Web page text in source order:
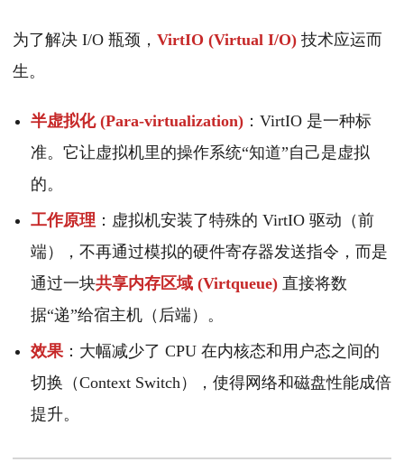
为了解决 I/O 瓶颈， VirtIO (Virtual I/O) 技术应运而
生。
半虚拟化 (Para-virtualization) ：VirtIO 是一种标
准。它让虚拟机里的操作系统“知道”自己是虚拟
的。
工作原理 ：虚拟机安装了特殊的 VirtIO 驱动（前
端），不再通过模拟的硬件寄存器发送指令，而是
通过一块共享内存区域 (Virtqueue) 直接将数
据“递”给宿主机（后端）。
效果 ：大幅减少了 CPU 在内核态和用户态之间的
切换（Context Switch），使得网络和磁盘性能成倍
提升。